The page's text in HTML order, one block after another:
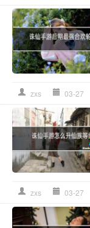
zxs 03-27
zxs 03-27